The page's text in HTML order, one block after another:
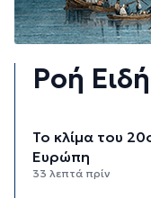
Ροή
Το κλίμα του
Ευρώπη
33 λεπτά πρίν